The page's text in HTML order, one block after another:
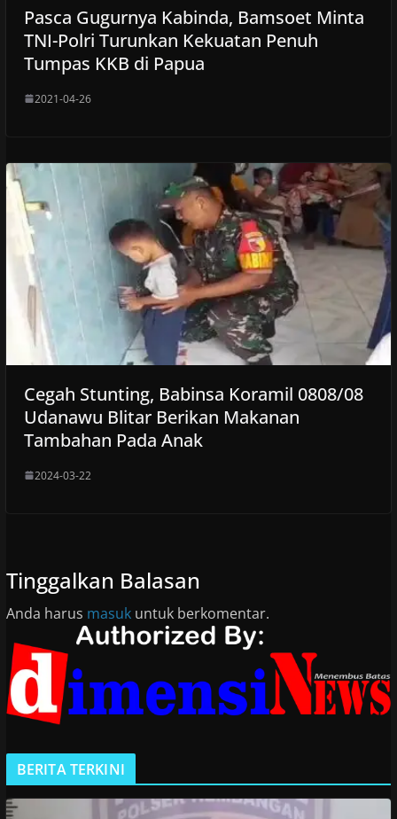
Pasca Gugurnya Kabinda, Bamsoet Minta
TNI-Polri Turunkan Kekuatan Penuh
Tumpas KKB di Papua
2021-04-26
Cegah Stunting, Babinsa Koramil 0808/08
Udanawu Blitar Berikan Makanan
Tambahan Pada Anak
2024-03-22
Tinggalkan Balasan
Anda harus masukuntuk berkomentar.
BERITA TERKINI